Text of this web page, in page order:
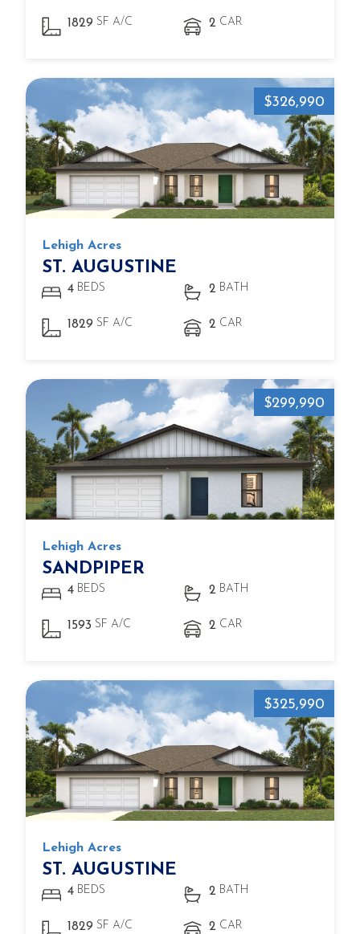
1829 SF A/C 2 CAR
$326,990
Lehigh Acres
ST. AUGUSTINE
4 BEDS 2 BATH
1829 SF A/C 2 CAR
$299,990
Lehigh Acres
SANDPIPER
4 BEDS 2 BATH
1593 SF A/C 2 CAR
$325,990
Lehigh Acres
ST. AUGUSTINE
4 BEDS 2 BATH
1829 SF A/C 2 CAR